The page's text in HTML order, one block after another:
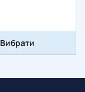
Вибрати